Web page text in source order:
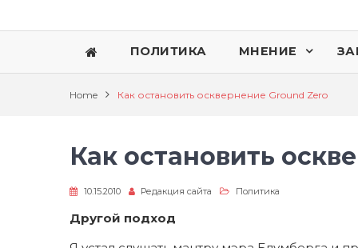
ПОЛИТИКА МНЕНИЕ
Home Как остановить осквернение Ground Zero
Как остановить
10.15.2010 Редакция сайта Политика
Другой подход